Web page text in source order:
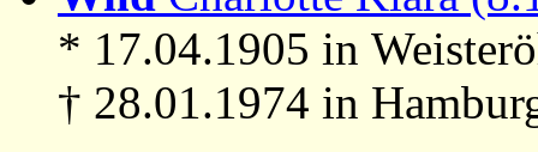
* 17.04.1905 in
† 28.01.1974 in